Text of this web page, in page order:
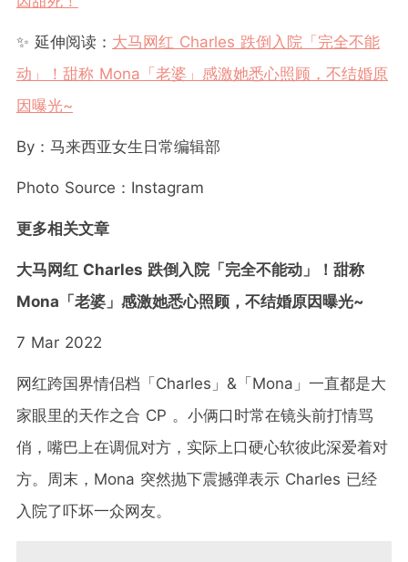
✨ 延伸阅读： 大马网红 Charles 跌倒入院「完全不能
动」！甜称 Mona「老婆」感激她悉心照顾，不结婚原
因曝光~
By：马来西亚女生日常编辑部
Photo Source：Instagram
更多相关文章
大马网红 Charles 跌倒入院「完全不能动」！甜称
Mona「老婆」感激她悉心照顾，不结婚原因曝光~
7 Mar 2022
网红跨国界情侣档「Charles」&「Mona」一直都是大
家眼里的天作之合 CP 。小俩口时常在镜头前打情骂
俏，嘴巴上在调侃对方，实际上口硬心软彼此深爱着对
方。周末，Mona 突然抛下震撼弹表示 Charles 已经
入院了吓坏一众网友。